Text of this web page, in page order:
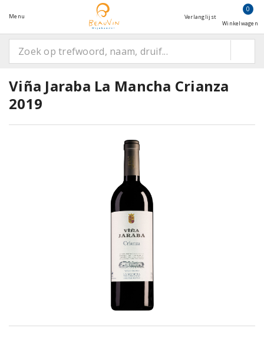
Menu Verlanglijst
0
Winkelwagen
Viña Jaraba La Mancha Crianza
2019